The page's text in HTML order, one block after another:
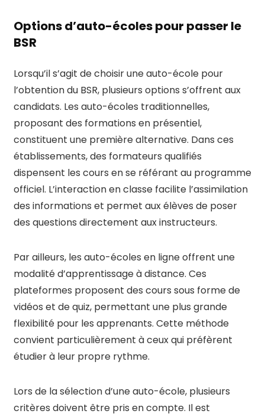
Options d’auto-écoles pour passer le
BSR
Lorsqu’il s’agit de choisir une auto-école pour
l’obtention du BSR, plusieurs options s’offrent aux
candidats. Les auto-écoles traditionnelles,
proposant des formations en présentiel,
constituent une première alternative. Dans ces
établissements, des formateurs qualifiés
dispensent les cours en se référant au programme
officiel. L’interaction en classe facilite l’assimilation
des informations et permet aux élèves de poser
des questions directement aux instructeurs.
Par ailleurs, les auto-écoles en ligne offrent une
modalité d’apprentissage à distance. Ces
plateformes proposent des cours sous forme de
vidéos et de quiz, permettant une plus grande
flexibilité pour les apprenants. Cette méthode
convient particulièrement à ceux qui préfèrent
étudier à leur propre rythme.
Lors de la sélection d’une auto-école, plusieurs
critères doivent être pris en compte. Il est